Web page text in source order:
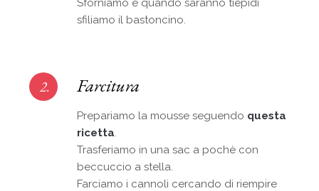
sfiliamo il bastoncino.
2. Farcitura
Prepariamo la mousse seguendo questa
ricetta
Trasferiamo in una sac a pochè con
beccuccio a stella.
Farciamo i cannoli cercando di riempire